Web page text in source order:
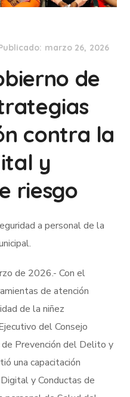
marzo 26, 2026
de
contra la
y
riesgo
a personal de la
de 2026.- Con el
de atención
de la niñez
del Consejo
Prevención del Delito y
una capacitación
y Conductas de